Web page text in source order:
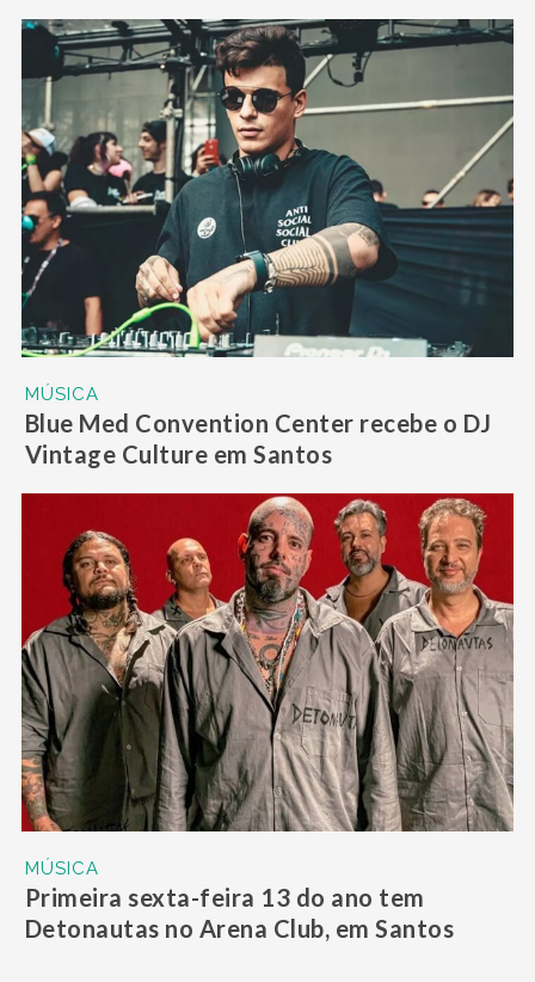
MÚSICA
Blue Med Convention Center recebe o DJ
Vintage Culture em Santos
MÚSICA
Primeira sexta-feira 13 do ano tem
Detonautas no Arena Club, em Santos